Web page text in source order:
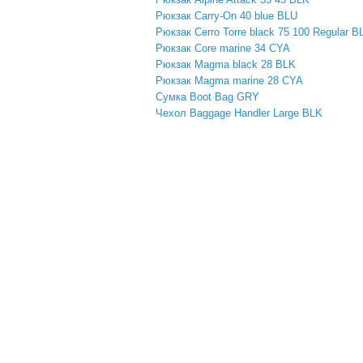
Рюкзак Carry-On 40 blue BLU
Рюкзак Cerro Torre black 75 100 Regular
Рюкзак Core marine 34 CYA
Рюкзак Magma black 28 BLK
Рюкзак Magma marine 28 CYA
Сумка Boot Bag GRY
Чехол Baggage Handler Large BLK